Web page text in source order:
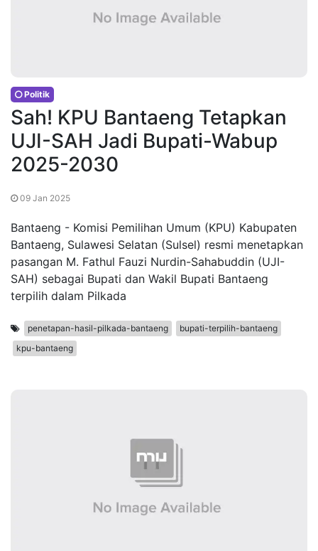
Politik
Sah! KPU Bantaeng Tetapkan
UJI-SAH Jadi Bupati-Wabup
2025-2030
09 Jan 2025
Bantaeng - Komisi Pemilihan Umum (KPU) Kabupaten
Bantaeng, Sulawesi Selatan (Sulsel) resmi menetapkan
pasangan M. Fathul Fauzi Nurdin-Sahabuddin (UJI-
SAH) sebagai Bupati dan Wakil Bupati Bantaeng
terpilih dalam Pilkada
penetapan-hasil-pilkada-bantaeng
bupati-terpilih-bantaeng
kpu-bantaeng